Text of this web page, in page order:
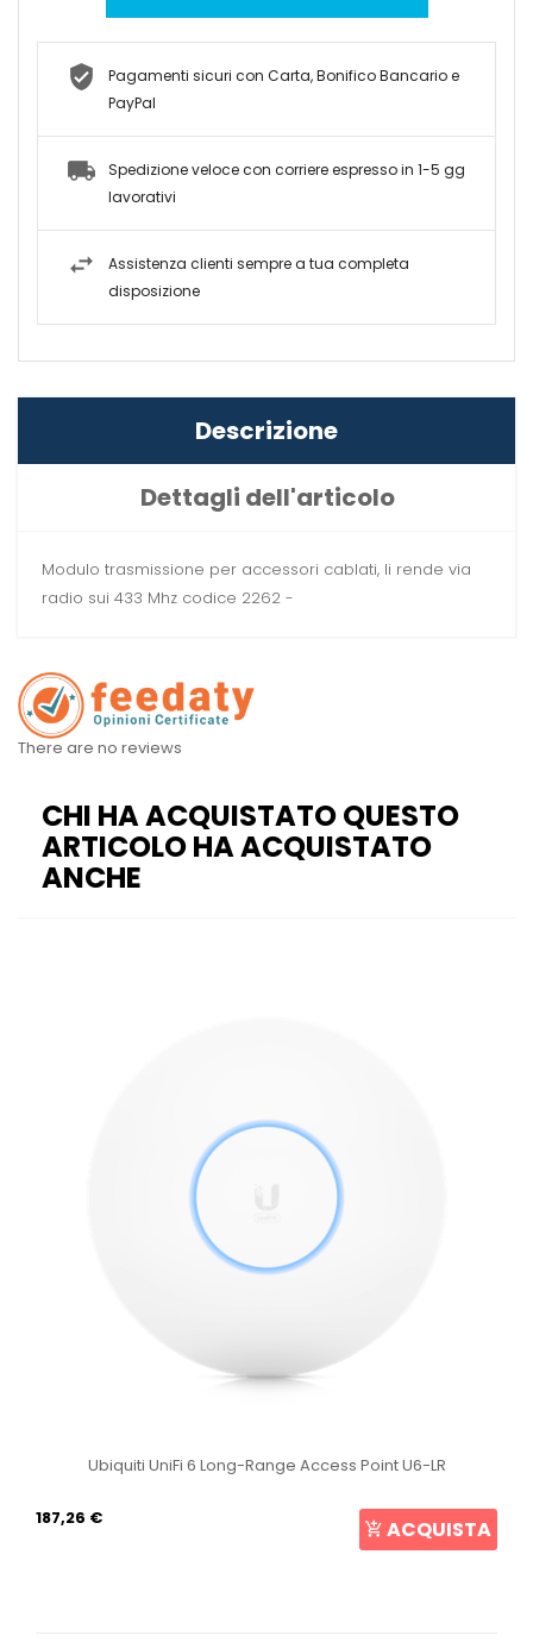
Pagamenti sicuri con Carta, Bonifico Bancario e
PayPal
Spedizione veloce con corriere espresso in 1-5 gg
lavorativi
Assistenza clienti sempre a tua completa
disposizione
Descrizione
Dettagli dell'articolo
Modulo trasmissione per accessori cablati, li rende via
radio sui 433 Mhz codice 2262 -
There are no reviews
CHI HA ACQUISTATO QUESTO
ARTICOLO HA ACQUISTATO
ANCHE
Ubiquiti UniFi 6 Long-Range Access Point U6-LR
187,26 € ACQUISTA